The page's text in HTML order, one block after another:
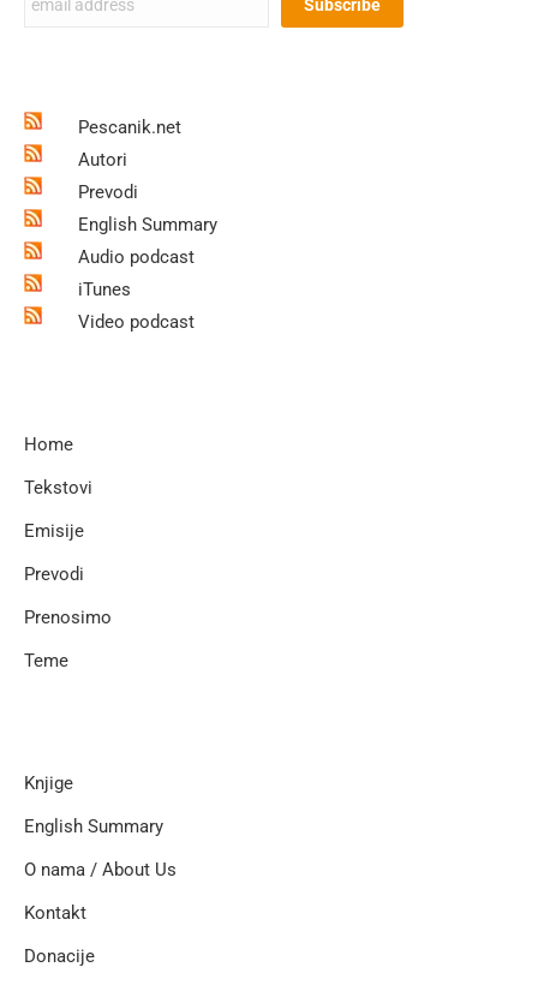
Pescanik.net
Autori
Prevodi
English Summary
Audio podcast
iTunes
Video podcast
Home
Tekstovi
Emisije
Prevodi
Prenosimo
Teme
Knjige
English Summary
O nama / About Us
Kontakt
Donacije